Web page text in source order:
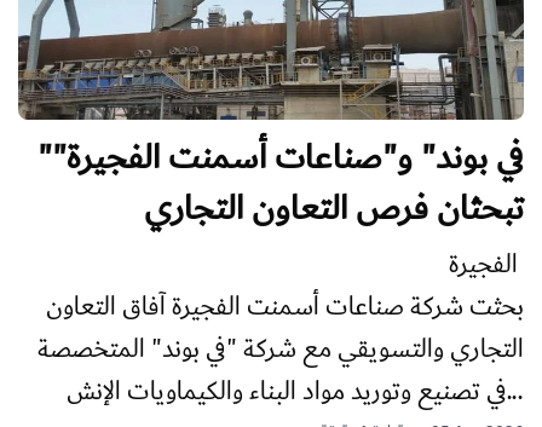
"في بوند" و"صناعات أسمنت الفجيرة"
تبحثان فرص التعاون التجاري
بحثت شركة صناعات أسمنت الفجيرة آفاق التعاون
التجاري والتسويقي مع شركة "في بوند" المتخصصة
في تصنيع وتوريد مواد البناء والكيماويات الإنش...